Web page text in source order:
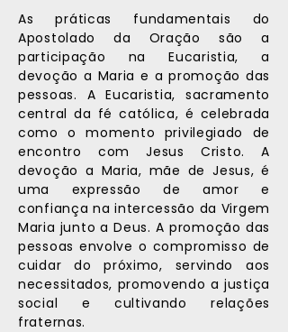
As práticas fundamentais do
Apostolado da Oração são a
participação na Eucaristia, a
devoção a Maria e a promoção das
pessoas. A Eucaristia, sacramento
central da fé católica, é celebrada
como o momento privilegiado de
encontro com Jesus Cristo. A
devoção a Maria, mãe de Jesus, é
uma expressão de amor e
confiança na intercessão da Virgem
Maria junto a Deus. A promoção das
pessoas envolve o compromisso de
cuidar do próximo, servindo aos
necessitados, promovendo a justiça
social e cultivando relações
fraternas.